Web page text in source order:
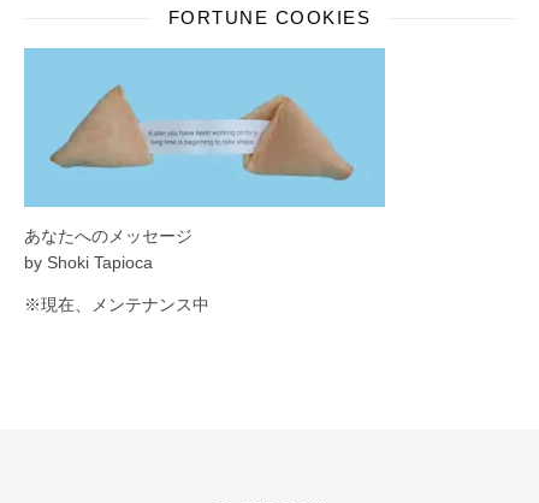
FORTUNE COOKIES
あなたへのメッセージ
by Shoki Tapioca
※現在、メンテナンス中